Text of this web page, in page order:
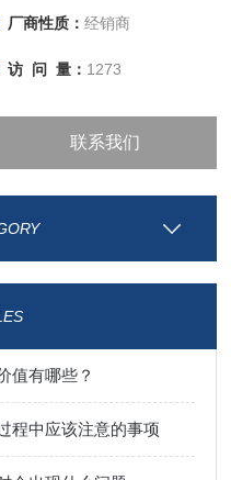
采集系统。采用七位VFD
厂商性质： 经销商
访 问 量： 1273
联系我们
值有哪些？
程中应该注意的事项